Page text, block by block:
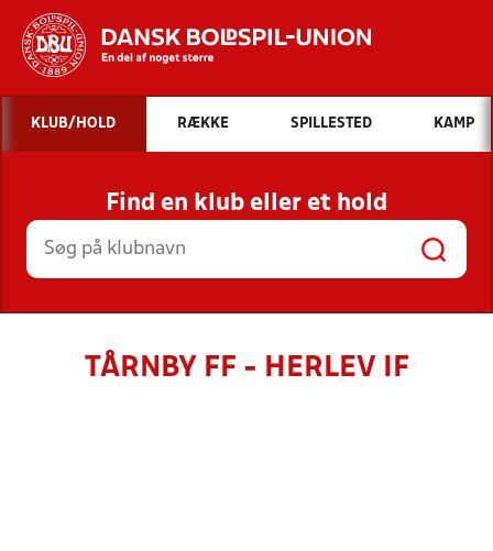
Hvad vil du søge efter?
INDHOLD OG NYHEDER
STILLINGER, RESULTATER, KLUBBER OG
HOLD
KLUB/HOLD RÆKKE SPILLESTED KAMP
Find en klub eller et hold
TÅRNBY FF - HERLEV IF